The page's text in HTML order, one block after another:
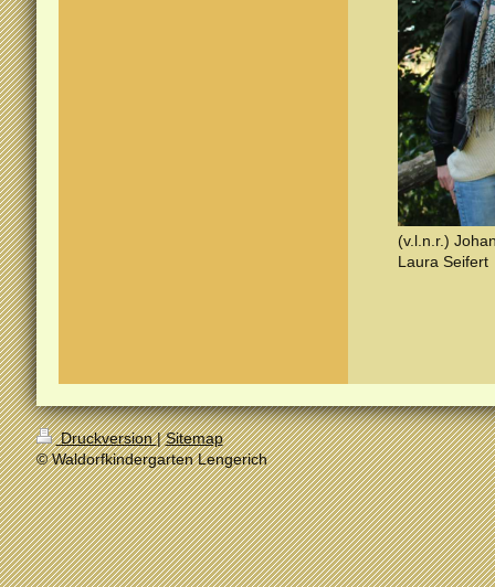
(v.l.n.r.)
Laura Seifert
Druckversion| Sitemap
© Waldorfkindergarten Lengerich